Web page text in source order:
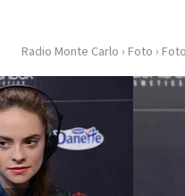
HOME
RADIO
WEB
RADIO
Radio Monte Carlo › Foto › Foto